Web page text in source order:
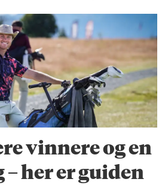
vinnere og en
her er guiden